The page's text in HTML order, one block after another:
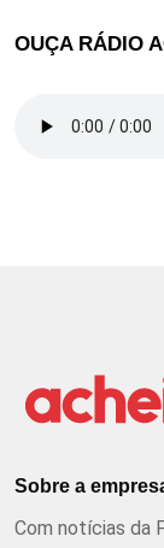
OUÇA RÁDIO
Sobre a
Com notícias da